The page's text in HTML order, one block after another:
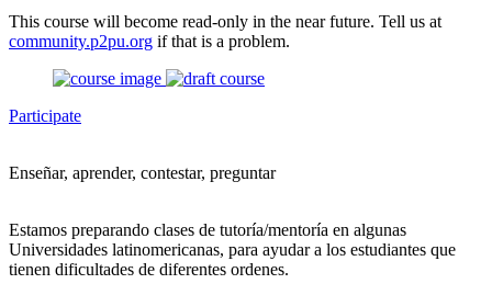
This course will become read-only in the near future. Tell us at
community.p2pu.org if that is a problem.
Participate
Enseñar, aprender, contestar, preguntar
Estamos preparando clases de tutoría/mentoría en algunas
Universidades latinomericanas, para ayudar a los estudiantes que
tienen dificultades de diferentes ordenes.